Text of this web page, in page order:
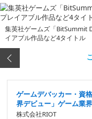
集英社ゲームズ「BitSummit
イアブル作品など4タイトル
ゲームデバッカー・資
界デビュー」ゲーム業
株式会社RIOT